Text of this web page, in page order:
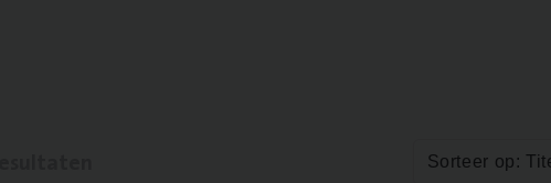
Sorteer op: